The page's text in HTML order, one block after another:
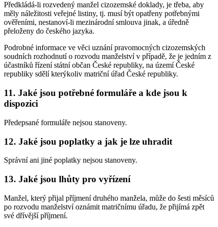
Předkládá-li rozvedený manžel cizozemské doklady, je třeba, aby
měly náležitosti veřejné listiny, tj. musí být opatřeny potřebnými
ověřeními, nestanoví-li mezinárodní smlouva jinak, a úředně
přeloženy do českého jazyka.
Podrobné informace ve věci uznání pravomocných cizozemských
soudních rozhodnutí o rozvodu manželství v případě, že je jedním z
účastníků řízení státní občan České republiky, na území České
republiky sdělí kterýkoliv matriční úřad České republiky.
11. Jaké jsou potřebné formuláře a kde jsou k
dispozici
Předepsané formuláře nejsou stanoveny.
12. Jaké jsou poplatky a jak je lze uhradit
Správní ani jiné poplatky nejsou stanoveny.
13. Jaké jsou lhůty pro vyřízení
Manžel, který přijal příjmení druhého manžela, může do šesti měsíců
po rozvodu manželství oznámit matričnímu úřadu, že přijímá zpět
své dřívější příjmení.